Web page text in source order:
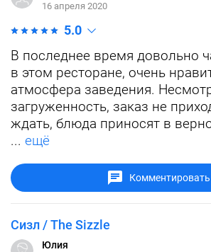
16 апреля 2020
5.0
В последнее время довольно
в этом ресторане, очень
атмосфера заведения.
загруженность, заказ не
ждать, блюда приносят в
... ещё
Комментировать
Сизл / The Sizzle
Юлия